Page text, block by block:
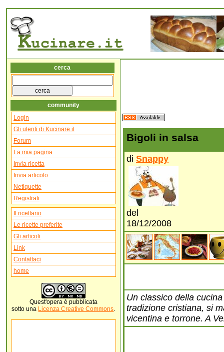
cerca
community
Login
Gli utenti di Kucinare.it
Forum
La mia pagina
Invia ricetta
Invia articolo
Netiquette
Registrati
Il ricettario
Le ricette preferite
Gli articoli
Link
Contattaci
home
Quest'opera è pubblicata
sotto una Licenza Creative Commons.
Bigoli in salsa
di Snappy
del
18/12/2008
Un classico della
tradizione cristiana, si
vicentina e torrone. A